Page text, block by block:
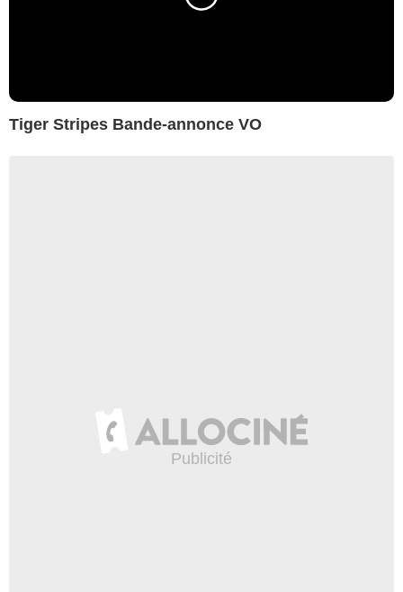
Tiger Stripes Bande-annonce VO